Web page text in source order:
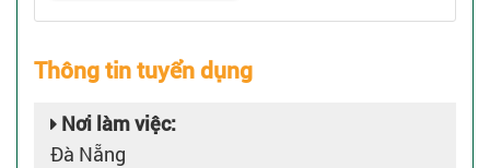
Thông tin tuyển dụng
Nơi làm việc:
Đà Nẵng